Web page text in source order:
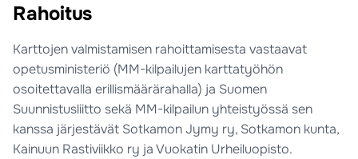
Rahoitus
Karttojen valmistamisen rahoittamisesta vastaavat
opetusministeriö (MM-kilpailujen karttatyöhön
osoitettavalla erillismäärärahalla) ja Suomen
Suunnistusliitto sekä MM-kilpailun yhteistyössä sen
kanssa järjestävät Sotkamon Jymy ry, Sotkamon kunta,
Kainuun Rastiviikko ry ja Vuokatin Urheiluopisto.